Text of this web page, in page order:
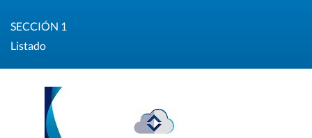
SECCIÓN 1
Listado